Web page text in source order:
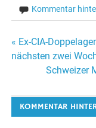
Kommentar
Beitrags-
« Ex-CIA-
nächsten zwei
Schweizer
KOMMENTAR